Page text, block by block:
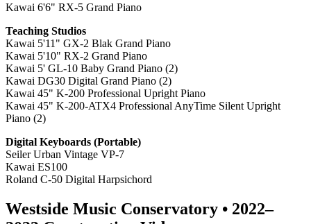
Kawai 6'6" RX-5 Grand Piano
Teaching Studios
Kawai 5'11" GX-2 Blak Grand Piano
Kawai 5'10" RX-2 Grand Piano
Kawai 5' GL-10 Baby Grand Piano (2)
Kawai DG30 Digital Grand Piano (2)
Kawai 45" K-200 Professional Upright Piano
Kawai 45" K-200-ATX4 Professional AnyTime Silent Upright
Piano (2)
Digital Keyboards (Portable)
Seiler Urban Vintage VP-7
Kawai ES100
Roland C-50 Digital Harpsichord
Westside Music Conservatory • 2022–